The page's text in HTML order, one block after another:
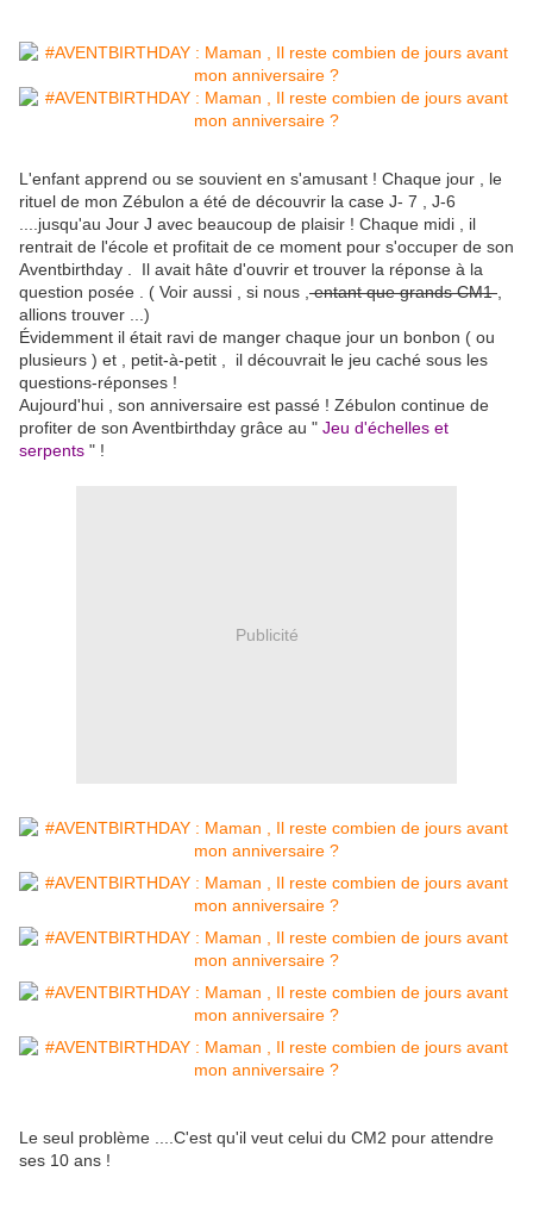
L'enfant apprend ou se souvient en s'amusant ! Chaque jour , le
rituel de mon Zébulon a été de découvrir la case J- 7 , J-6
....jusqu'au Jour J avec beaucoup de plaisir ! Chaque midi , il
rentrait de l'école et profitait de ce moment pour s'occuper de son
Aventbirthday . Il avait hâte d'ouvrir et trouver la réponse à la
question posée . ( Voir aussi , si nous , entant que grands CM1
allions trouver ...)
Évidemment il était ravi de manger chaque jour un bonbon ( ou
plusieurs ) et , petit-à-petit , il découvrait le jeu caché sous les
questions-réponses !
Aujourd'hui , son anniversaire est passé ! Zébulon continue de
profiter de son Aventbirthday grâce au " Jeu d'échelles et
serpents " !
Publicité
Le seul problème ....C'est qu'il veut celui du CM2 pour attendre
ses 10 ans !